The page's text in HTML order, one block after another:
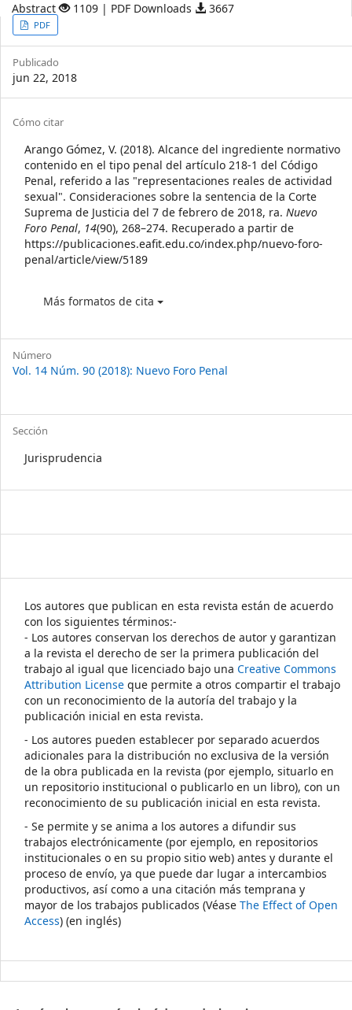
Abstract 1109 | PDF Downloads 3667
Article
Sidebar
PDF
Publicado
jun 22, 2018
Article
Details
Cómo citar
Arango Gómez, V. (2018). Alcance del ingrediente normativo
contenido en el tipo penal del artículo 218-1 del Código
Penal, referido a las "representaciones reales de actividad
sexual". Consideraciones sobre la sentencia de la Corte
Suprema de Justicia del 7 de febrero de 2018, ra. Nuevo
Foro Penal, 14(90), 268–274. Recuperado a partir de
https://publicaciones.eafit.edu.co/index.php/nuevo-foro-
penal/article/view/5189
Más formatos de cita
Número
Vol. 14 Núm. 90 (2018): Nuevo Foro Penal
Sección
Jurisprudencia
Los autores que publican en esta revista están de acuerdo
con los siguientes términos:-
- Los autores conservan los derechos de autor y garantizan
a la revista el derecho de ser la primera publicación del
trabajo al igual que licenciado bajo una Creative Commons
Attribution License que permite a otros compartir el trabajo
con un reconocimiento de la autoría del trabajo y la
publicación inicial en esta revista.
- Los autores pueden establecer por separado acuerdos
adicionales para la distribución no exclusiva de la versión
de la obra publicada en la revista (por ejemplo, situarlo en
un repositorio institucional o publicarlo en un libro), con un
reconocimiento de su publicación inicial en esta revista.
- Se permite y se anima a los autores a difundir sus
trabajos electrónicamente (por ejemplo, en repositorios
institucionales o en su propio sitio web) antes y durante el
proceso de envío, ya que puede dar lugar a intercambios
productivos, así como a una citación más temprana y
mayor de los trabajos publicados (Véase The Effect of Open
Access) (en inglés)